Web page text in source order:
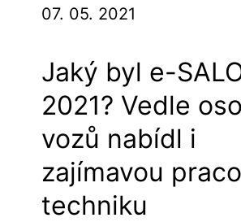
07. 05. 2021
Jaký byl e-
2021? Vedle
vozů nabídl i
zajímavou
techniku